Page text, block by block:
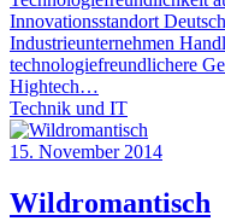
Innovationsstandort
Industrieunternehmen
technologiefreundlichere
Hightech…
Technik und IT
15. November 2014
Wildromantisch